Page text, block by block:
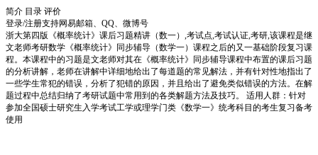
简介 目录 评价
登录/注册支持网易邮箱、QQ、微博号
浙大第四版《概率统计》课后习题精讲（数一）,考试点,考试认证,考研,该课程是继
文老师考研数学《概率统计》同步辅导（数学一）课程之后的又一基础阶段复习课
程。本课程中的习题是文老师对其在《概率统计》同步辅导课程中布置的课后习题
的分析讲解，老师在讲解中详细地给出了每道题的常见解法，并有针对性地指出了
一些学生常犯的错误，分析了犯错的原因，并且给出了避免类似错误的方法。在解
题过程中总结归纳了考研试题中常用到的各类解题方法及技巧。 适用人群：针对
参加全国硕士研究生入学考试工学或理学门类《数学一》统考科目的考生复习备考
使用